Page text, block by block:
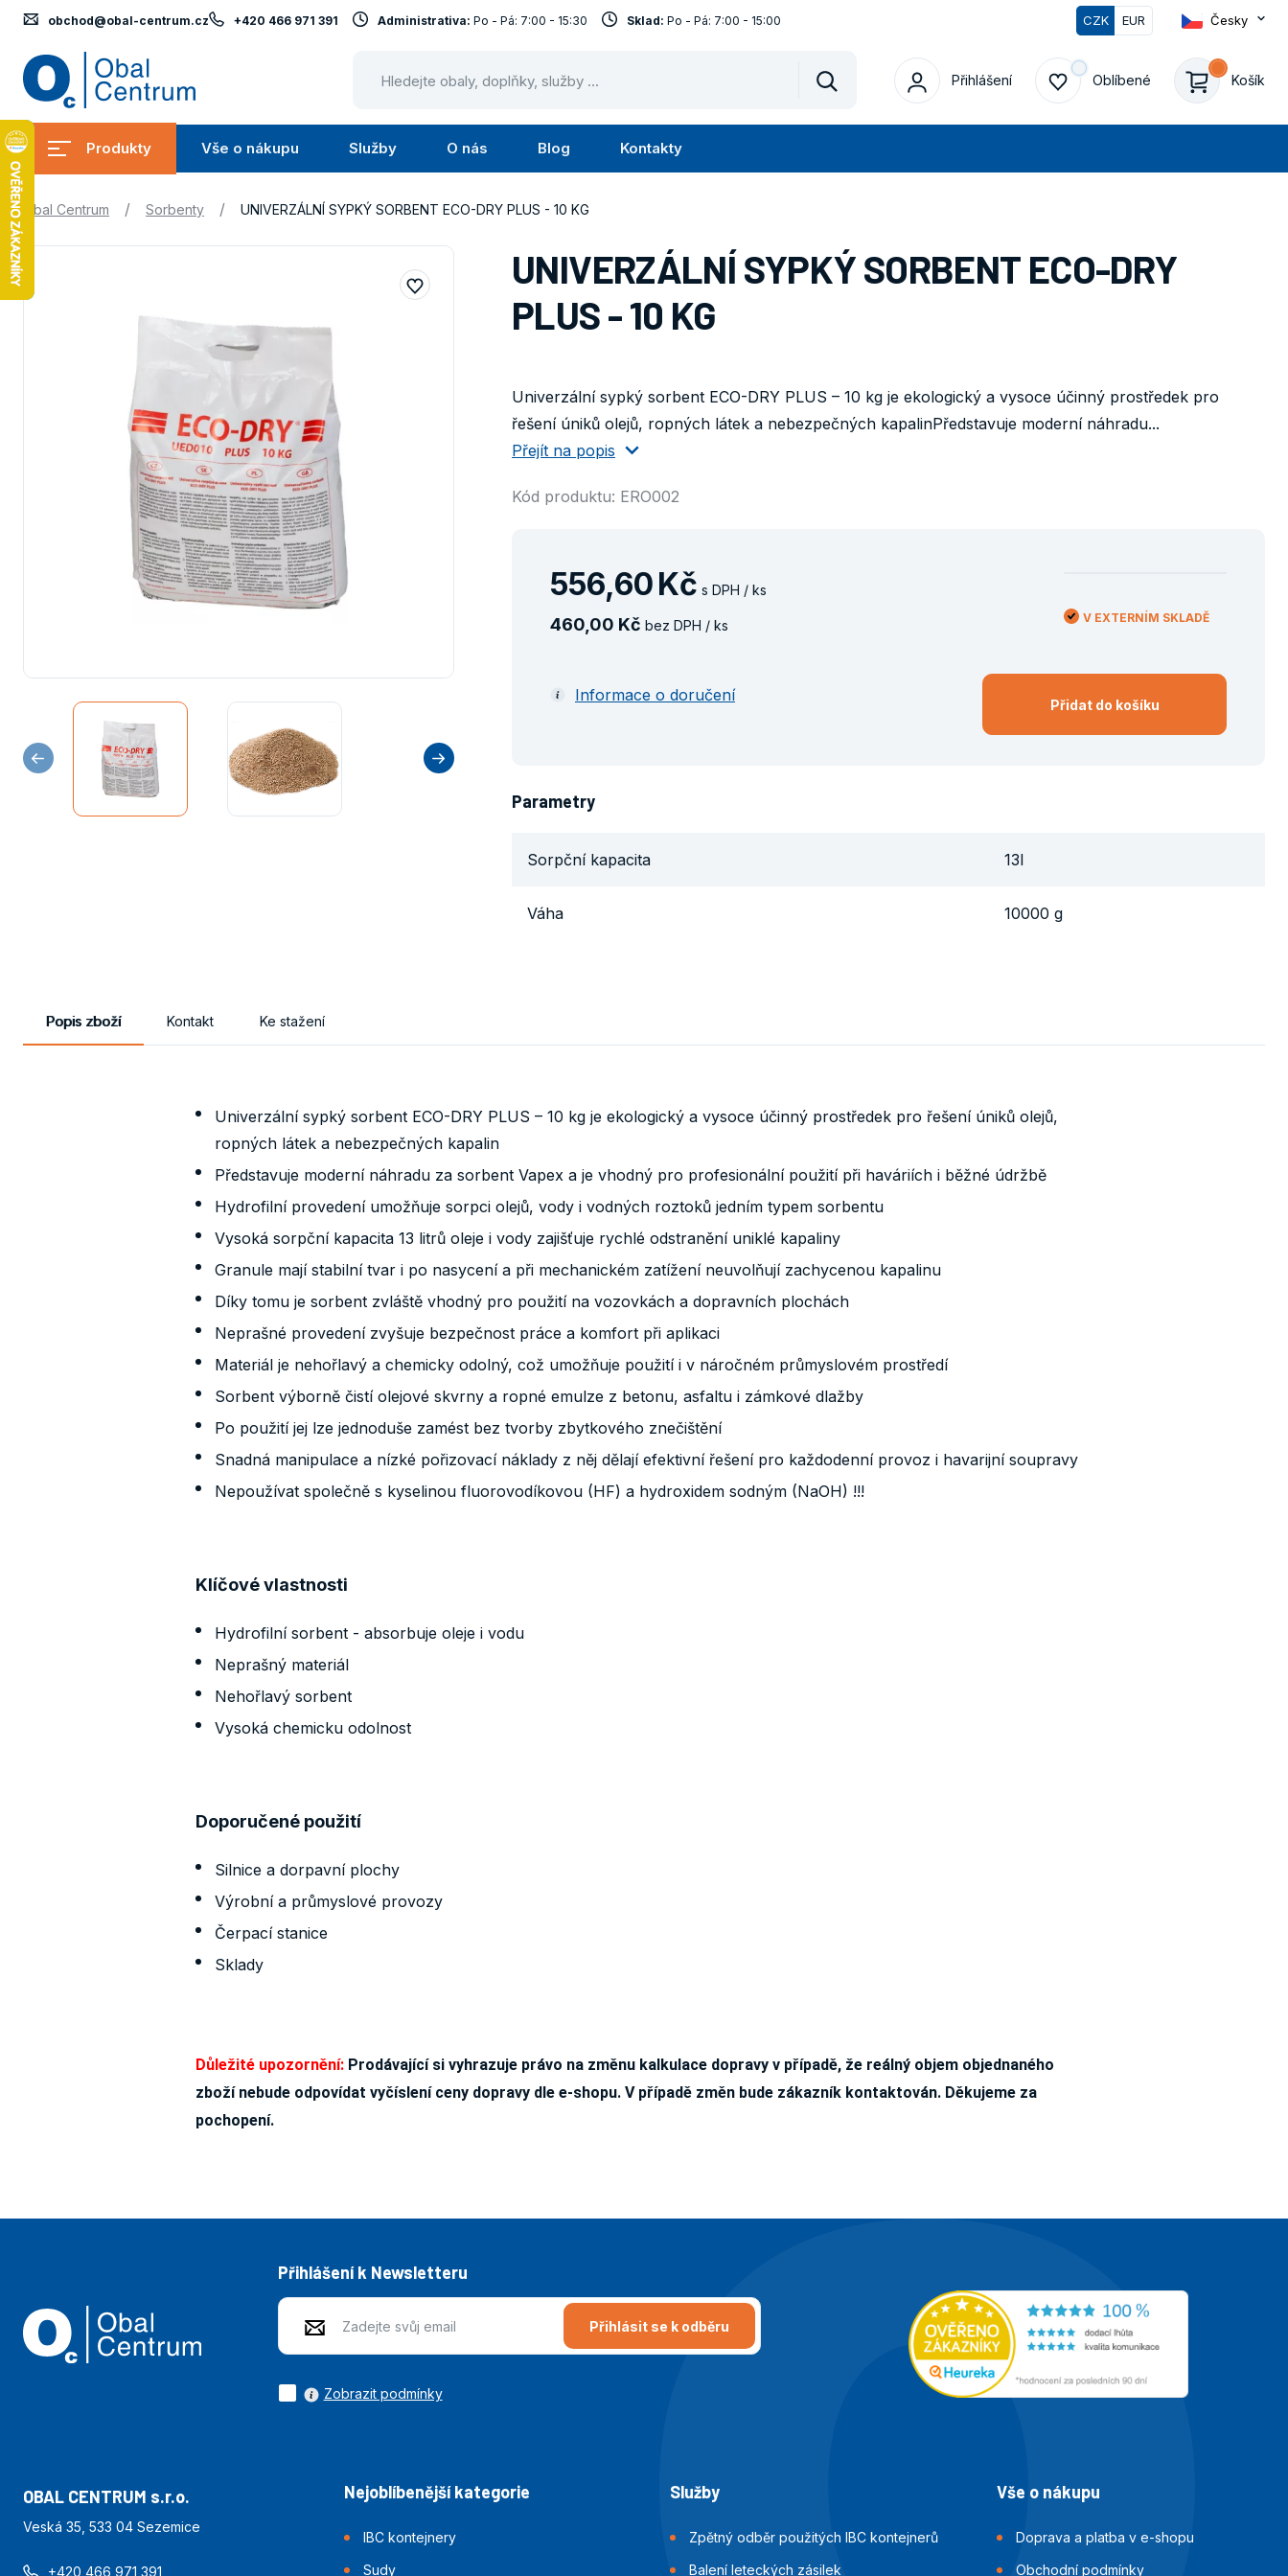
CZK EUR Česky
Vyhledat
Přihlášení Oblíbené Košík
Produkty
Submenu
Produkty
Vše o nákupu
Submenu
Vše
Služby
Submenu
Služby
O nás
Submenu
O
Blog Kontakty
obchod@obal-centrum.cz +420 466 971 391 Administrativa: Po - Pá: 7:00 - 15:30 Sklad: Po - Pá: 7:00 - 15:00
Obal Centrum / Sorbenty / UNIVERZÁLNÍ SYPKÝ SORBENT ECO-DRY PLUS - 10 KG
UNIVERZÁLNÍ SYPKÝ SORBENT ECO-DRY
PLUS - 10 KG
Univerzální sypký sorbent ECO-DRY PLUS – 10 kg je ekologický a vysoce účinný prostředek pro
řešení úniků olejů, ropných látek a nebezpečných kapalinPředstavuje moderní náhradu...
Přejít na popis
Kód produktu: ERO002
556,60Kč s DPH / ks
460 00 Kč bez DPH / ks V EXTERNÍM SKLADĚ
Informace o doručení Přidat do košíku
Parametry
Sorpční kapacita 13l
Váha 10000 g
Popis zboží Kontakt Ke stažení
Univerzální sypký sorbent ECO-DRY PLUS – 10 kg je ekologický a vysoce účinný prostředek pro řešení úniků olejů,
ropných látek a nebezpečných kapalin
Představuje moderní náhradu za sorbent Vapex a je vhodný pro profesionální použití při haváriích i běžné údržbě
Hydrofilní provedení umožňuje sorpci olejů, vody i vodných roztoků jedním typem sorbentu
Vysoká sorpční kapacita 13 litrů oleje i vody zajišťuje rychlé odstranění uniklé kapaliny
Granule mají stabilní tvar i po nasycení a při mechanickém zatížení neuvolňují zachycenou kapalinu
Díky tomu je sorbent zvláště vhodný pro použití na vozovkách a dopravních plochách
Neprašné provedení zvyšuje bezpečnost práce a komfort při aplikaci
Materiál je nehořlavý a chemicky odolný, což umožňuje použití i v náročném průmyslovém prostředí
Sorbent výborně čistí olejové skvrny a ropné emulze z betonu, asfaltu i zámkové dlažby
Po použití jej lze jednoduše zamést bez tvorby zbytkového znečištění
Snadná manipulace a nízké pořizovací náklady z něj dělají efektivní řešení pro každodenní provoz i havarijní soupravy
Nepoužívat společně s kyselinou fluorovodíkovou (HF) a hydroxidem sodným (NaOH) !!!
Klíčové vlastnosti
Hydrofilní sorbent - absorbuje oleje i vodu
Neprašný materiál
Nehořlavý sorbent
Vysoká chemicku odolnost
Doporučené použití
Silnice a dorpavní plochy
Výrobní a průmyslové provozy
Čerpací stanice
Sklady
Důležité upozornění: Prodávající si vyhrazuje právo na změnu kalkulace dopravy v případě, že reálný objem objednaného
zboží nebude odpovídat vyčíslení ceny dopravy dle e-shopu. V případě změn bude zákazník kontaktován. Děkujeme za
pochopení.
Přihlášení k Newsletteru
Přihlásit se k odběru
Zobrazit podmínky
OBAL CENTRUM s.r.o.
Veská 35, 533 04 Sezemice
+420 466 971 391
Nejoblíbenější kategorie
IBC kontejnery
Sudy
Služby
Zpětný odběr použitých IBC kontejnerů
Balení leteckých zásilek
Vše o nákupu
Doprava a platba v e-shopu
Obchodní podmínky